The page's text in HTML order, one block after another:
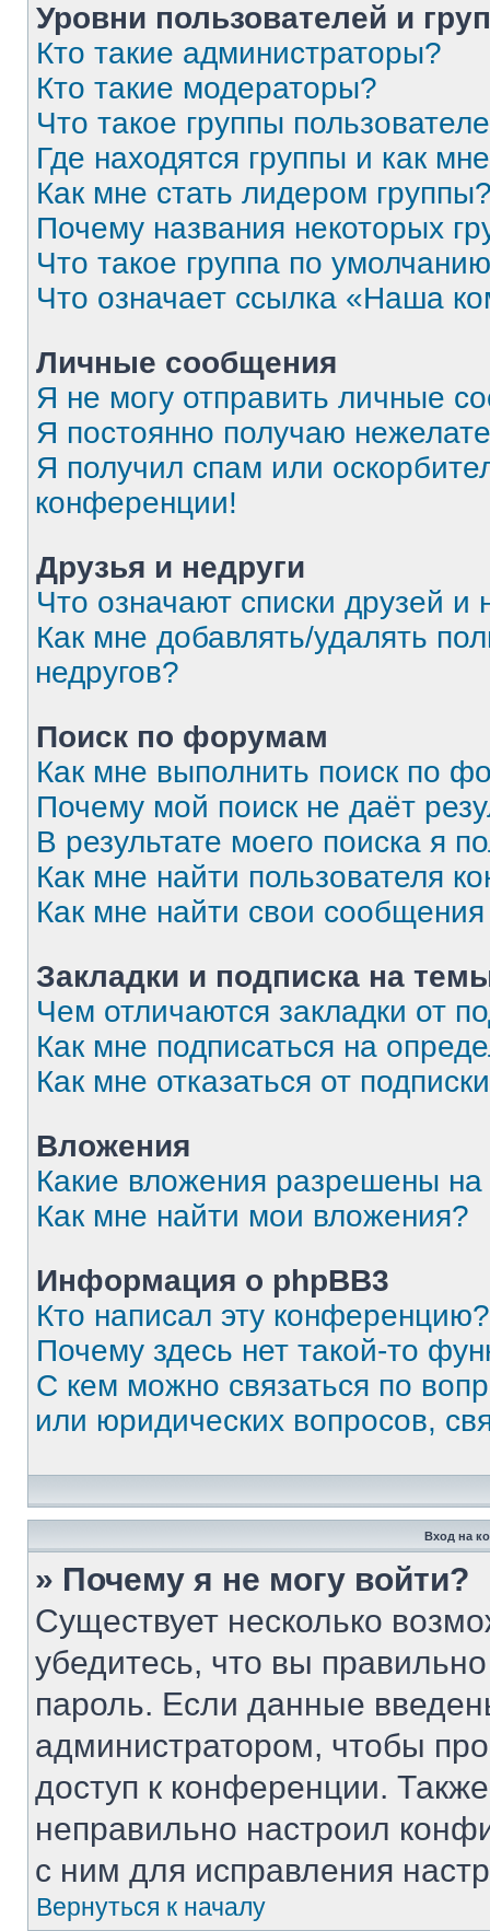
Уровни пользователей и
Кто такие администраторы?
Кто такие модераторы?
Что такое группы
Где находятся группы и как
Как мне стать лидером
Почему названия некоторых
Что такое группа по
Что означает ссылка «Наша
Личные сообщения
Я не могу отправить личные
Я постоянно получаю
Я получил спам или
конференции!
Друзья и недруги
Что означают списки друзей и
Как мне добавлять/удалять
недругов?
Поиск по форумам
Как мне выполнить поиск по
Почему мой поиск не даёт
В результате моего поиска я
Как мне найти пользователя
Как мне найти свои
Закладки и подписка на
Чем отличаются закладки от
Как мне подписаться на
Как мне отказаться от
Вложения
Какие вложения разрешены
Как мне найти мои вложения?
Информация о phpBB3
Кто написал эту конференцию?
Почему здесь нет такой-то
С кем можно связаться по
или юридических вопросов,
Вход на
» Почему я не могу войти?
Существует несколько
убедитесь, что вы
пароль. Если данные
администратором, чтобы
доступ к конференции.
неправильно настроил
с ним для исправления
Вернуться к началу